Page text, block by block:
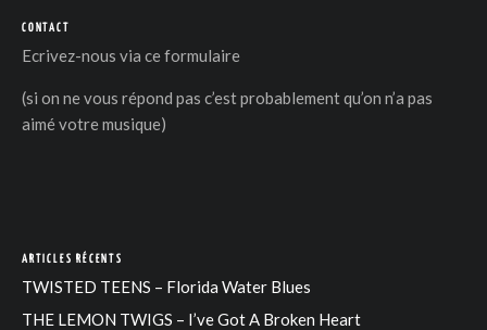
CONTACT
Ecrivez-nous via ce formulaire
(si on ne vous répond pas c’est probablement qu’on n’a pas
aimé votre musique)
ARTICLES RÉCENTS
TWISTED TEENS – Florida Water Blues
THE LEMON TWIGS – I’ve Got A Broken Heart